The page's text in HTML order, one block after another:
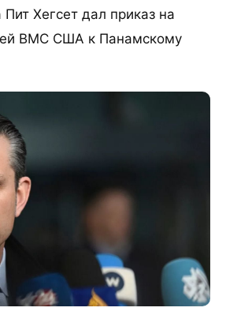
Хегсет дал приказ на
ВМС США к Панамскому